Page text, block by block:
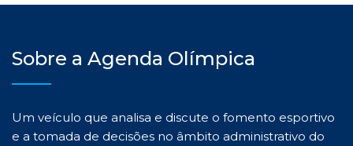
Sobre a Agenda Olímpica
Um veículo que analisa e discute o fomento esportivo
e a tomada de decisões no âmbito administrativo do